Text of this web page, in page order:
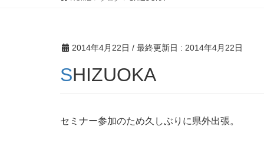
2014年4月22日 / 最終更新日 : 2014年4月22日
SHIZUOKA
セミナー参加のため久しぶりに県外出張。